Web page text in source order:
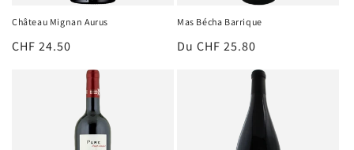
Château Mignan Aurus
Prix
CHF 24.50
Mas Bécha Barrique
Prix
Du CHF 25.80